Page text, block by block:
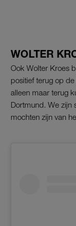
WOLTER
Ook Wolter Kroes
positief terug op
alleen maar terug
Dortmund. We zijn
mochten zijn van